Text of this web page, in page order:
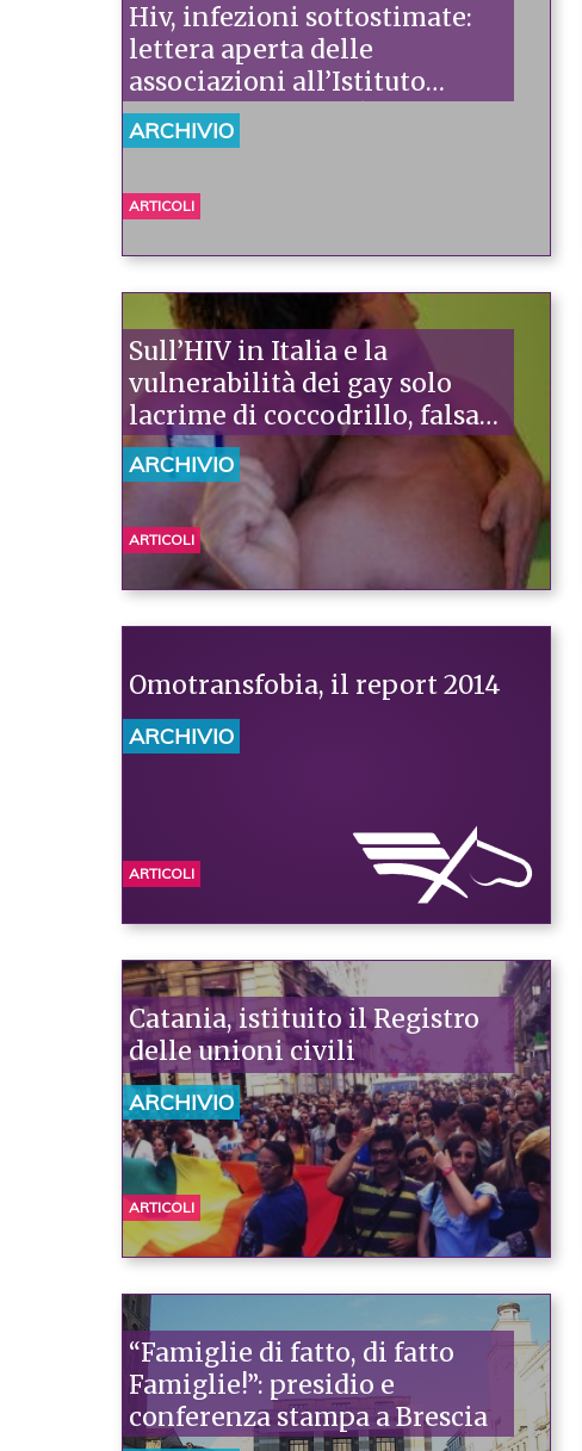
Hiv, infezioni sottostimate:
lettera aperta delle
associazioni all’Istituto
Superiore di Sanità
ARCHIVIO
ARTICOLI
Sull’HIV in Italia e la
vulnerabilità dei gay solo
lacrime di coccodrillo, falsa
coscienza e pochi fatti.
ARCHIVIO
ARTICOLI
Omotransfobia, il report 2014
ARCHIVIO
ARTICOLI
Catania, istituito il Registro
delle unioni civili
ARCHIVIO
ARTICOLI
“Famiglie di fatto, di fatto
Famiglie!”: presidio e
conferenza stampa a Brescia